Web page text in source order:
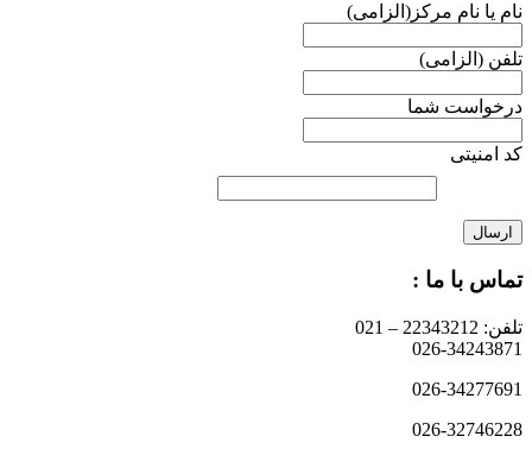
نام یا نام مرکز(الزامی)
تلفن (الزامی)
درخواست شما
کد امنیتی
تماس با ما :
تلفن: 22343212 – 021
026-34243871
026-34277691
026-32746228